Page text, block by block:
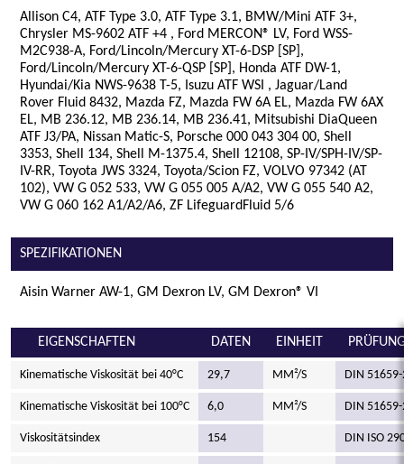
Allison C4, ATF Type 3.0, ATF Type 3.1, BMW/Mini ATF 3+,
Chrysler MS-9602 ATF +4 , Ford MERCON® LV, Ford WSS-
M2C938-A, Ford/Lincoln/Mercury XT-6-DSP [SP],
Ford/Lincoln/Mercury XT-6-QSP [SP], Honda ATF DW-1,
Hyundai/Kia NWS-9638 T-5, Isuzu ATF WSI , Jaguar/Land
Rover Fluid 8432, Mazda FZ, Mazda FW 6A EL, Mazda FW 6AX
EL, MB 236.12, MB 236.14, MB 236.41, Mitsubishi DiaQueen
ATF J3/PA, Nissan Matic-S, Porsche 000 043 304 00, Shell
3353, Shell 134, Shell M-1375.4, Shell 12108, SP-IV/SPH-IV/SP-
IV-RR, Toyota JWS 3324, Toyota/Scion FZ, VOLVO 97342 (AT
102), VW G 052 533, VW G 055 005 A/A2, VW G 055 540 A2,
VW G 060 162 A1/A2/A6, ZF LifeguardFluid 5/6
SPEZIFIKATIONEN
Aisin Warner AW-1, GM Dexron LV, GM Dexron® VI
EIGENSCHAFTEN DATEN EINHEIT
Kinematische Viskosität bei 40°C 29,7 MM²/S DIN
Kinematische Viskosität bei 100°C 6,0 MM²/S DIN
Viskositätsindex 154 DIN ISO